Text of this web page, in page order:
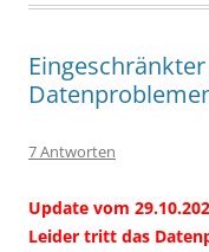
7 Antworten
Update vom
Leider tritt das